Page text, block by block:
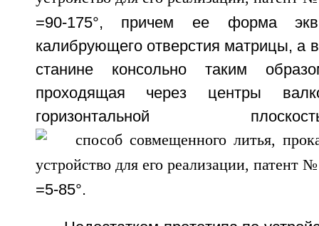
=90-175°, причем ее форма
калибрующего отверстия матрицы, а
станине консольно таким
проходящая через центры
горизонтальной
=5-85°.